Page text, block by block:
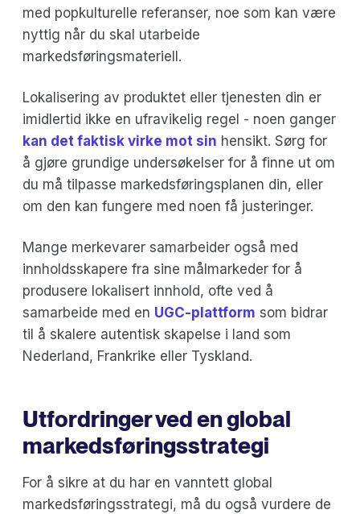
med popkulturelle referanser, noe som kan være
nyttig når du skal utarbeide
markedsføringsmateriell.
Lokalisering av produktet eller tjenesten din er
imidlertid ikke en ufravikelig regel - noen ganger
kan det faktisk virke mot sin hensikt. Sørg for
å gjøre grundige undersøkelser for å finne ut om
du må tilpasse markedsføringsplanen din, eller
om den kan fungere med noen få justeringer.
Mange merkevarer samarbeider også med
innholdsskapere fra sine målmarkeder for å
produsere lokalisert innhold, ofte ved å
samarbeide med en UGC-plattform som bidrar
til å skalere autentisk skapelse i land som
Nederland, Frankrike eller Tyskland.
Utfordringer ved en global
markedsføringsstrategi
For å sikre at du har en vanntett global
markedsføringsstrategi, må du også vurdere de